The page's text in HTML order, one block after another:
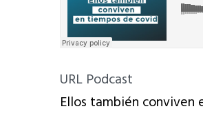
URL Podcast
Ellos también conviven